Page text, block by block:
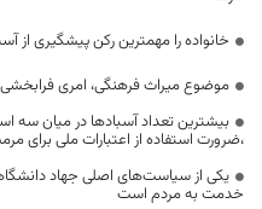
خانواده را مهمترین رکن پیشگیری از
موضوع میراث فرهنگی، امری
بیشترین تعداد آسبادها در میان سه
،ضرورت استفاده از اعتبارات ملی برای
یکی از سیاست‌های اصلی جهاد
خدمت به مردم است